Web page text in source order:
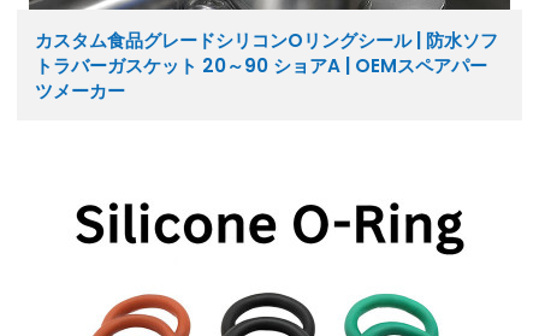
カスタム食品グレードシリコンOリングシール | 防水ソフ
トラバーガスケット 20～90 ショアA | OEMスペアパー
ツメーカー